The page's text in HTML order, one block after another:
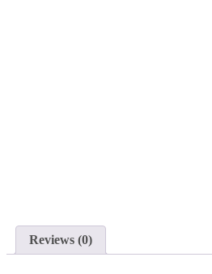
Reviews (0)